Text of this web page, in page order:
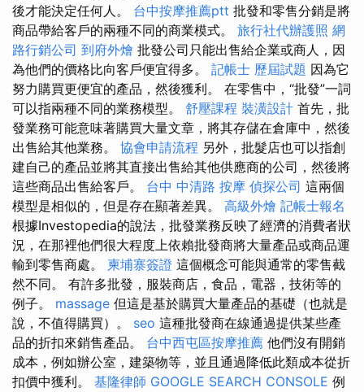
後才能決定任何人。 台中按摩推薦ptt 批發和零售分銷是將
商品帶給客戶的兩種不同的商業模式。 旅行社代辦護照 網
路行銷公司 到府外燴 批發公司只能出售給企業或商人，因
為他們的價格比向客戶便宜得多。 記帳士 歷屆試題 因為它
努力購買更便宜的產品，然後獲利。 在零售中，“批發”一詞
可以指兩種不同的業務模型。 舒壓課程 裝潢設計 首先，批
發業務可能意味著購買大量文章，將其存儲在倉庫中，然後
出售給其他業務。 協會申請流程 另外，批髮店也可以指創
建自己的產品並將其直接出售給其他供應商的公司，然後將
這些商品出售給客戶。 台中 中清路 按摩 偵探公司 這兩個
模型是相似的，但是存在顯著差異。 高級外燴 記帳士報名
根據Investopedia的說法，批發業務反映了經濟的消費者狀
況，在那裡他們很大程度上依賴批發商將大量產品或商品運
輸到零售商處。 柬埔寨簽證 這個概念可能與通常的零售截
然不同。 有許多批發，服裝商店，食品，電器，技術等的
例子。 massage 但這是基於購買大量產品的基礎（也就是
說，不值得購買）。 seo 這種批發商在線通過提供某些產
品的折扣來銷售產品。 台中西屯區按摩推薦 他們沒有開銷
成本，例如辦公室，建築物等，並且通過降低此類成本從折
扣價中獲利。 基隆律師 GOOGLE SEARCH CONSOLE 例